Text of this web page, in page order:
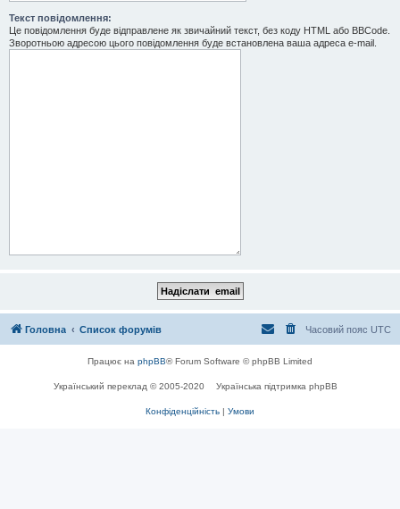
Текст повідомлення:
Це повідомлення буде відправлене як звичайний текст, без коду HTML або BBCode.
Зворотньою адресою цього повідомлення буде встановлена ваша адреса e-mail.
Головна Список форумів Часовий пояс UTC
Працює на phpBB® Forum Software © phpBB Limited
Український переклад © 2005-2020 Українська підтримка phpBB
Конфіденційність | Умови